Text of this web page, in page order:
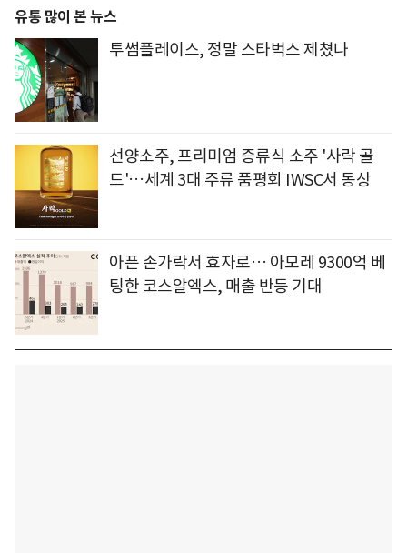
유통 많이 본 뉴스
투썸플레이스, 정말 스타벅스 제쳤나
선양소주, 프리미엄 증류식 소주 '사락 골
드'…세계 3대 주류 품평회 IWSC서 동상
아픈 손가락서 효자로… 아모레 9300억 베
팅한 코스알엑스, 매출 반등 기대